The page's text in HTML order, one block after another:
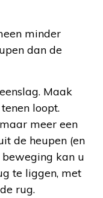
minder
dan de
Maak
loopt.
meer een
de heupen (en
beweging kan u
te liggen, met
rug.